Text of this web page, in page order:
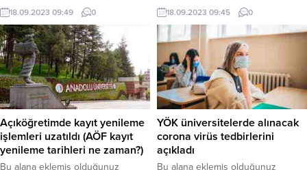
düzenleme sayfasında “Özet”
bölümünden eklenebilir. Özet
eklenmişse başlık altında kalın
olarak bu şekilde gösterilir,
eklenmemişse bu alan boş kalır.
18.09.2023 09:49 0
ekleyebilirsiniz. Bu metin yazı
düzenleme sayfasında “Özet”
bölümünden eklenebilir. Özet
eklenmişse başlık altında kalın
olarak bu şekilde gösterilir,
eklenmemişse bu alan boş kalır.
18.09.2023 09:45 0
Açıköğretimde kayıt yenileme
işlemleri uzatıldı (AÖF kayıt
yenileme tarihleri ne zaman?)
Bu alana eklemiş olduğunuz
YÖK üniversitelerde alınacak
corona virüs tedbirlerini
açıkladı
Bu alana eklemiş olduğunuz